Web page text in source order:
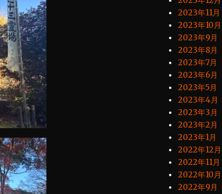
2023年11月
2023年10月
2023年9月
2023年8月
2023年7月
2023年6月
2023年5月
2023年4月
2023年3月
2023年2月
2023年1月
2022年12月
2022年11月
2022年10月
2022年9月